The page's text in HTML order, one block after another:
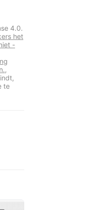
4.0.
het
-
te